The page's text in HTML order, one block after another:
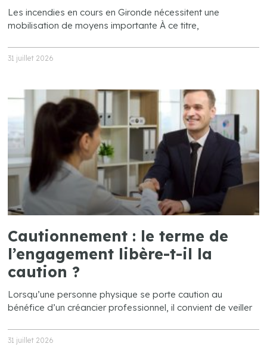
Les incendies en cours en Gironde nécessitent une
mobilisation de moyens importante À ce titre,
31 juillet 2026
Cautionnement : le terme de
l’engagement libère-t-il la
caution ?
Lorsqu’une personne physique se porte caution au
bénéfice d’un créancier professionnel, il convient de veiller
31 juillet 2026